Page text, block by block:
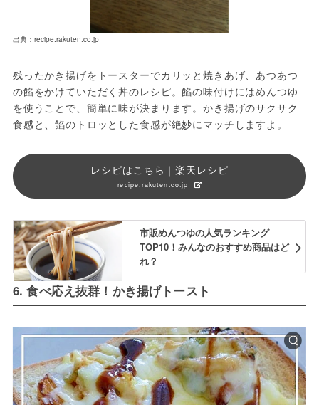
出典：recipe.rakuten.co.jp
残ったかき揚げをトースターでカリッと焼きあげ、あつあつ
の餡をかけていただく丼のレシピ。餡の味付けにはめんつゆ
を使うことで、簡単に味が決まります。かき揚げのサクサク
食感と、餡のトロッとした食感が絶妙にマッチしますよ。
レシピはこちら｜楽天レシピ
recipe.rakuten.co.jp
市販めんつゆの人気ランキング
TOP10！みんなのおすすめ商品はど
れ？
6. 食べ応え抜群！かき揚げトースト